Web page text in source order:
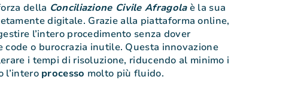
della Conciliazione Civile Afragolaè la sua
digitale. Grazie alla piattaforma online,
l’intero procedimento senza dover
o burocrazia inutile. Questa innovazione
i tempi di risoluzione, riducendo al minimo i
l’intero processo molto più fluido.